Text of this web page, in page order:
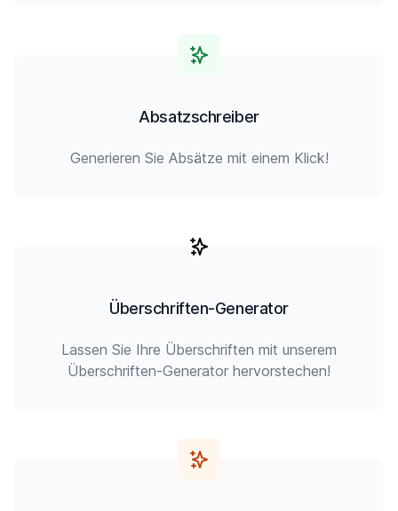
Absatzschreiber
Generieren Sie Absätze mit einem Klick!
Überschriften-Generator
Lassen Sie Ihre Überschriften mit unserem
Überschriften-Generator hervorstechen!